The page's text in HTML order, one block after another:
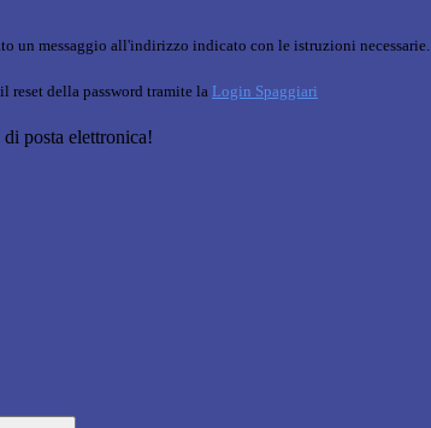
un messaggio all'indirizzo indicato con le istruzioni necessarie.
reset della password tramite la Login Spaggiari
posta elettronica!